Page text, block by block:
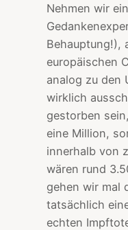
Nehmen wir
Behauptung!),
europäischen
analog zu den
wirklich
gestorben
eine Million,
innerhalb von
wären rund
gehen wir mal
tatsächlich
echten